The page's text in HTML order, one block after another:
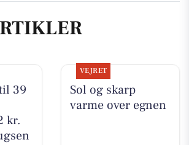
39
kr.
VEJRET
Sol og skarp
varme over egnen